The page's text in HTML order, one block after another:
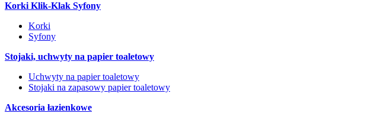
Korki Klik-Klak Syfony
Korki
Syfony
Stojaki, uchwyty na papier toaletowy
Uchwyty na papier toaletowy
Stojaki na zapasowy papier toaletowy
Akcesoria łazienkowe